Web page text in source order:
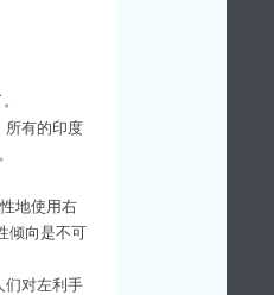
所有的印度
地使用右
倾向是不可
们对左利手